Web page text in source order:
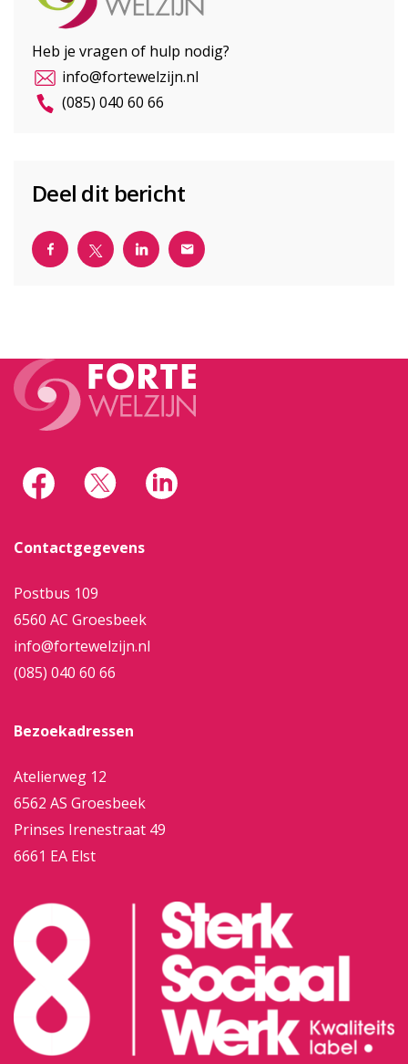
Heb je vragen of hulp nodig?
info@fortewelzijn.nl
(085) 040 60 66
Deel dit bericht
Contactgegevens
Postbus 109
6560 AC Groesbeek
info@fortewelzijn.nl
(085) 040 60 66
Bezoekadressen
Atelierweg 12
6562 AS Groesbeek
Prinses Irenestraat 49
6661 EA Elst